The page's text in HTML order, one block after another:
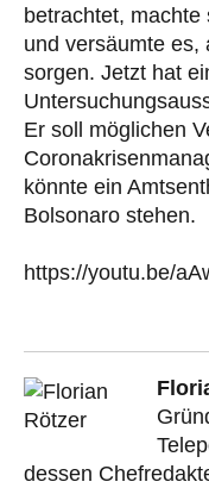
betrachtet,
und versäumte es,
sorgen. Jetzt hat
Er soll möglichen
könnte ein
Bolsonaro stehen.
https://youtu.be/
dessen